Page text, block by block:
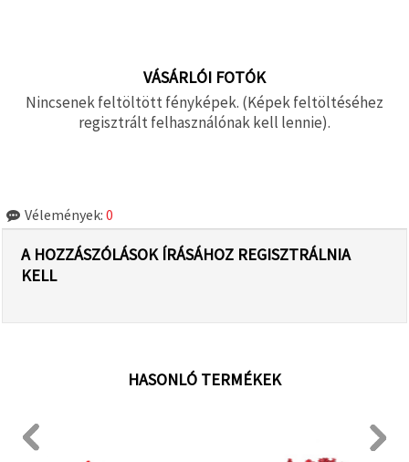
VÁSÁRLÓI FOTÓK
Nincsenek feltöltött fényképek. (Képek feltöltéséhez
regisztrált felhasználónak kell lennie).
Vélemények: 0
A HOZZÁSZÓLÁSOK ÍRÁSÁHOZ REGISZTRÁLNIA
KELL
HASONLÓ TERMÉKEK